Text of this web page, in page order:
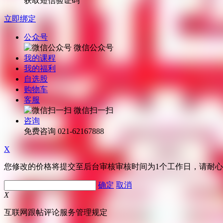
立即绑定
公众号
微信公众号
我的课程
我的福利
自选股
购物车
客服
微信扫一扫
咨询
免费咨询 021-62167888
X
您修改的价格将提交至后台审核审核时间为1个工作日，请耐
确定 取消
X
互联网跟帖评论服务管理规定